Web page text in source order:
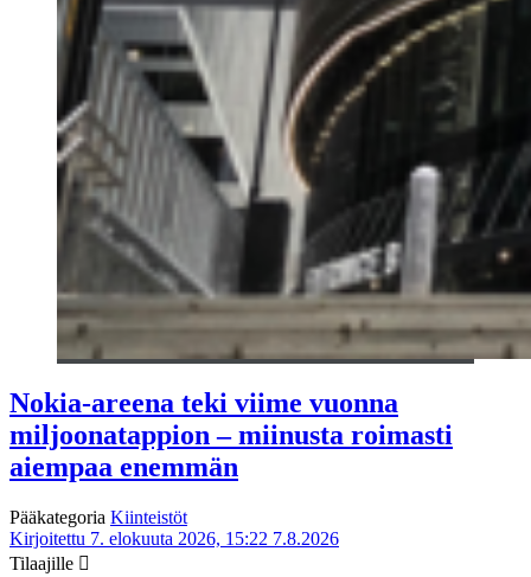
Nokia-areena teki viime vuonna
miljoonatappion – miinusta roimasti
aiempaa enemmän
Pääkategoria Kiinteistöt
Kirjoitettu 7. elokuuta 2026, 15:22 7.8.2026
Tilaajille